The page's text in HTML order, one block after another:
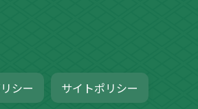
シー サイトポリシー